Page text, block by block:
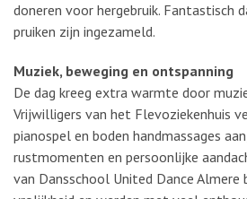
doneren voor hergebruik. Fantastisch
pruiken zijn ingezameld.
Muziek, beweging en ontspanning
De dag kreeg extra warmte door
Vrijwilligers van het Flevoziekenhuis
pianospel en boden handmassages
rustmomenten en persoonlijke
van Dansschool United Dance Almere